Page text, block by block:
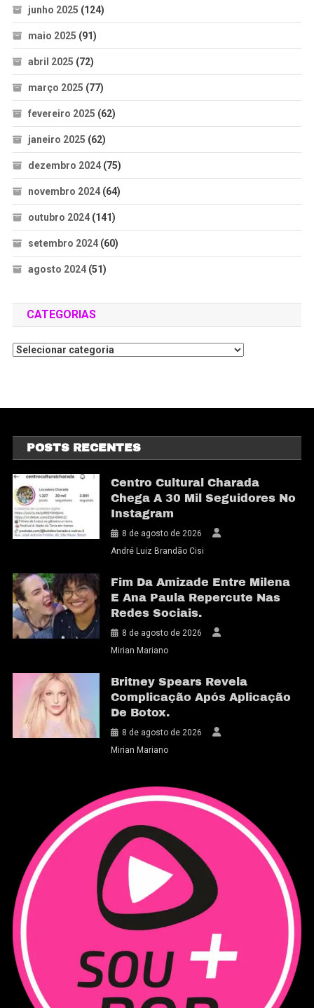
junho 2025 (124)
maio 2025 (91)
abril 2025 (72)
março 2025 (77)
fevereiro 2025 (62)
janeiro 2025 (62)
dezembro 2024(75)
novembro 2024(64)
outubro 2024(141)
setembro 2024(60)
agosto 2024(51)
CATEGORIAS
POSTS RECENTES
Centro Cultural Charada
Chega A 30 Mil Seguidores No
Instagram
8 de agosto de 2026
André Luiz Brandão Cisi
Fim Da Amizade Entre Milena
E Ana Paula Repercute Nas
Redes Sociais.
8 de agosto de 2026
Mirian Mariano
Britney Spears Revela
Complicação Após Aplicação
De Botox.
8 de agosto de 2026
Mirian Mariano